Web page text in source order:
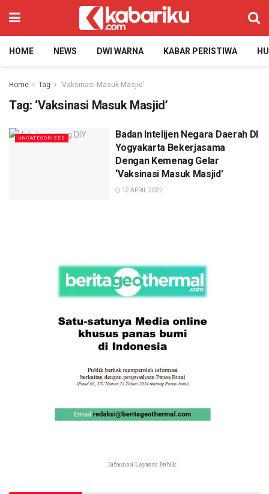
HOME NEWS DWI WARNA KABAR PERISTIWA
Home Tag ‘Vaksinasi Masuk Masjid’
Tag: ‘Vaksinasi Masuk Masjid’
UNCATEGORIZED
Badan Intelijen Negara Daerah DI
Yogyakarta Bekerjasama
Dengan Kemenag Gelar
‘Vaksinasi Masuk Masjid’
12 APRIL 2022